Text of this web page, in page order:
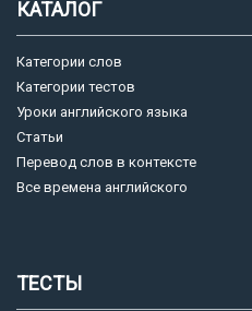
КАТАЛОГ
Категории слов
Категории тестов
Уроки английского языка
Статьи
Перевод слов в контексте
Все времена английского
ТЕСТЫ